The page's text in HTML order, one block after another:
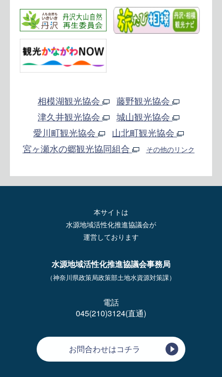
相模湖観光協会
藤野観光協会
津久井観光協会
城山観光協会
愛川町観光協会
山北町観光協会
宮ヶ瀬水の郷観光協同組合
その他のリンク
本サイトは
水源地域活性化推進協議会が
運営しております
水源地域活性化推進協議会事務局
（神奈川県政策局政策部土地水資源対策課）
電話
045(210)3124(直通)
お問合わせはコチラ